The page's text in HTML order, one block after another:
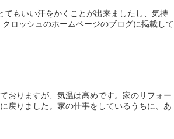
もいい汗をかくことが出来ましたし、気持
ロッシュのホームページのブログに掲載して
おりますが、気温は高めです。家のリフォー
戻りました。家の仕事をしているうちに、あ